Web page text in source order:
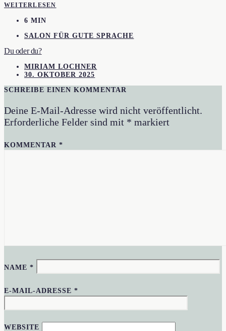
WEITERLESEN
6 MIN
SALON FÜR GUTE SPRACHE
Du oder du?
MIRIAM LOCHNER
30. OKTOBER 2025
SCHREIBE EINEN KOMMENTAR
Deine E-Mail-Adresse wird nicht veröffentlicht.
Erforderliche Felder sind mit * markiert
KOMMENTAR*
NAME*
E-MAIL-ADRESSE*
WEBSITE